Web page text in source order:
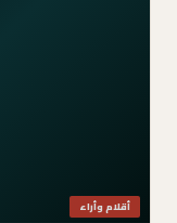
أقلام وأراء